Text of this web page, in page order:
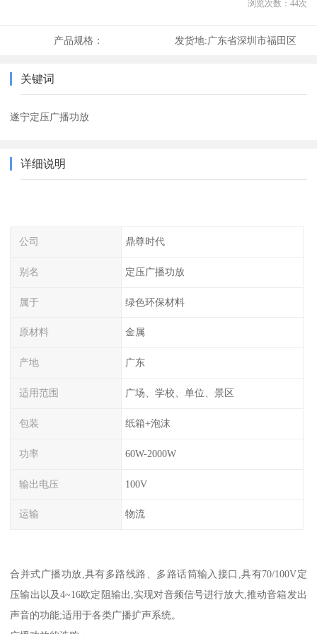
浏览次数： 44次
产品规格： 发货地:广东省深圳市福田区
关键词
遂宁定压广播功放
详细说明
公司 鼎尊时代
别名 定压广播功放
属于 绿色环保材料
原材料 金属
产地 广东
适用范围 广场、学校、单位、景区
包装 纸箱+泡沫
功率 60W-2000W
输出电压 100V
运输 物流
合并式广播功放,具有多路线路、多路话筒输入接口,具有70/100V定
压输出以及4~16欧定阻输出,实现对音频信号进行放大,推动音箱发出
声音的功能;适用于各类广播扩声系统。